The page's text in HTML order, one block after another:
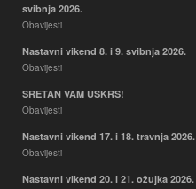
svibnja 2026.
Obavijesti
Nastavni vikend 8. i 9. svibnja 2026.
Obavijesti
SRETAN VAM USKRS!
Obavijesti
Nastavni vikend 17. i 18. travnja 2026.
Obavijesti
Nastavni vikend 20. i 21. ožujka 2026.